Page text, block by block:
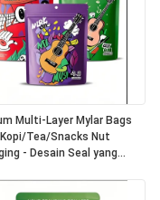
Multi-Layer Mylar Bags
Tea/Snacks Nut
- Desain Seal yang